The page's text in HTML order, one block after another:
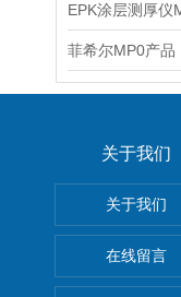
菲希尔MP0产品
关于我们
关于我们
在线留言